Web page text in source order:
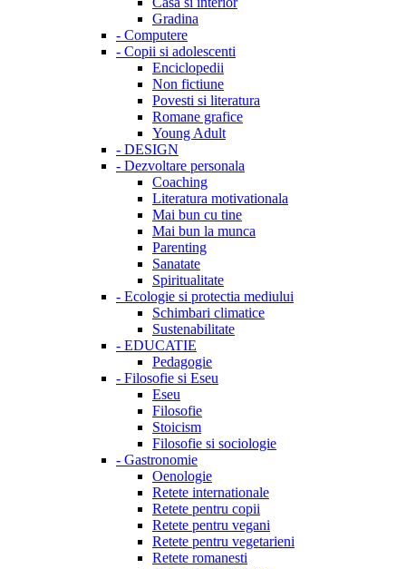
Gradina
- Computere
- Copii si adolescenti
Enciclopedii
Non fictiune
Povesti si literatura
Romane grafice
Young Adult
- DESIGN
- Dezvoltare personala
Coaching
Literatura motivationala
Mai bun cu tine
Mai bun la munca
Parenting
Sanatate
Spiritualitate
- Ecologie si protectia mediului
Schimbari climatice
Sustenabilitate
- EDUCATIE
Pedagogie
- Filosofie si Eseu
Eseu
Filosofie
Stoicism
Filosofie si sociologie
- Gastronomie
Oenologie
Retete internationale
Retete pentru copii
Retete pentru vegani
Retete pentru vegetarieni
Retete romanesti